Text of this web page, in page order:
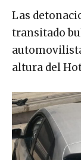
Las
transitado
altura del